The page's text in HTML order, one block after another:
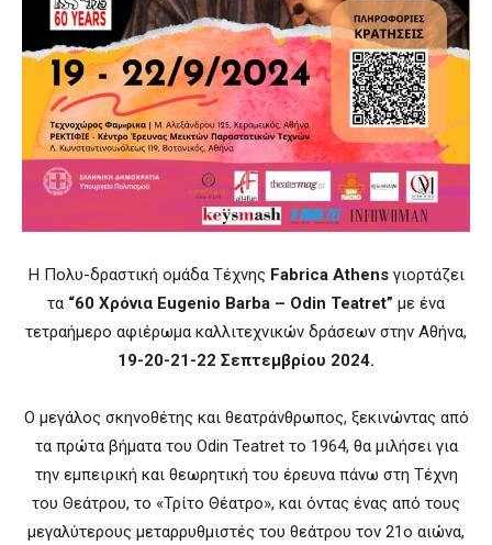
Η Πολυ-δραστική ομάδα Τέχνης Fabrica Athensγιορτάζει
τα “60 Χρόνια Eugenio Barba – Odin Teatret” με ένα
τετραήμερο αφιέρωμα καλλιτεχνικών δράσεων στην Αθήνα,
19-20-21-22 Σεπτεμβρίου 2024.
Ο μεγάλος σκηνοθέτης και θεατράνθρωπος, ξεκινώντας από
τα πρώτα βήματα του Odin Teatret το 1964, θα μιλήσει για
την εμπειρική και θεωρητική του έρευνα πάνω στη Τέχνη
του Θεάτρου, το «Τρίτο Θέατρο», και όντας ένας από τους
μεγαλύτερους μεταρρυθμιστές του θεάτρου τον 21ο αιώνα,